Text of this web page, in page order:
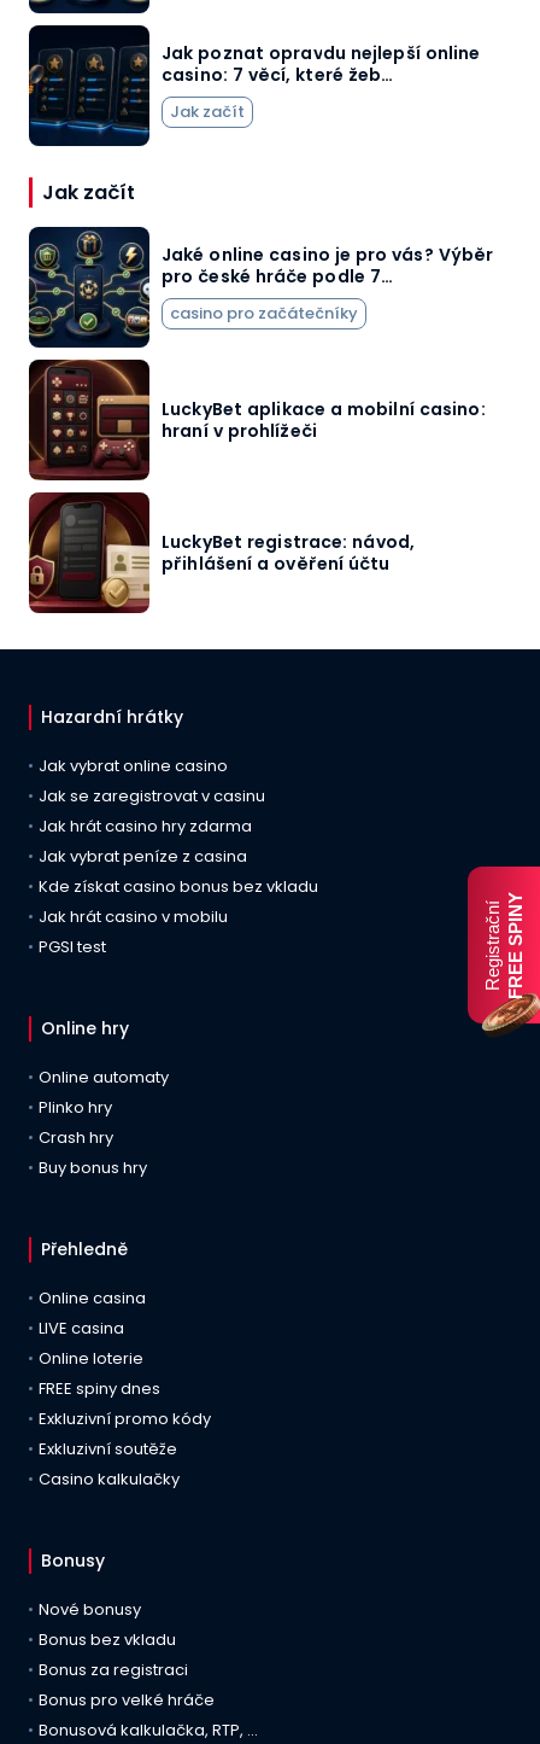
Jak poznat opravdu nejlepší online
casino: 7 věcí, které žeb…
Jak začít
Jak začít
Jaké online casino je pro vás? Výběr
pro české hráče podle 7…
casino pro začátečníky
LuckyBet aplikace a mobilní casino:
hraní v prohlížeči
LuckyBet registrace: návod,
přihlášení a ověření účtu
RegistračníFREE SPINY
Hazardní hrátky
Jak vybrat online casino
Jak se zaregistrovat v casinu
Jak hrát casino hry zdarma
Jak vybrat peníze z casina
Kde získat casino bonus bez vkladu
Jak hrát casino v mobilu
PGSI test
Online hry
Online automaty
Plinko hry
Crash hry
Buy bonus hry
Přehledně
Online casina
LIVE casina
Online loterie
FREE spiny dnes
Exkluzivní promo kódy
Exkluzivní soutěže
Casino kalkulačky
Bonusy
Nové bonusy
Bonus bez vkladu
Bonus za registraci
Bonus pro velké hráče
Bonusová kalkulačka, RTP, …